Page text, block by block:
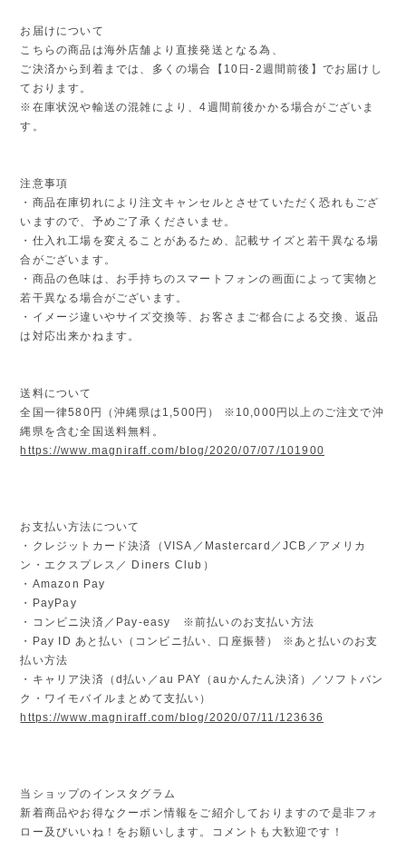
お届けについて
こちらの商品は海外店舗より直接発送となる為、
ご決済から到着までは、多くの場合【10日-2週間前後】でお届けし
ております。
※在庫状況や輸送の混雑により、4週間前後かかる場合がございま
す。
注意事項
・商品在庫切れにより注文キャンセルとさせていただく恐れもござ
いますので、予めご了承くださいませ。
・仕入れ工場を変えることがあるため、記載サイズと若干異なる場
合がございます。
・商品の色味は、お手持ちのスマートフォンの画面によって実物と
若干異なる場合がございます。
・イメージ違いやサイズ交換等、お客さまご都合による交換、返品
は対応出来かねます。
送料について
全国一律580円（沖縄県は1,500円） ※10,000円以上のご注文で沖
縄県を含む全国送料無料。
https://www.magniraff.com/blog/2020/07/07/101900
お支払い方法について
・クレジットカード決済（VISA／Mastercard／JCB／アメリカ
ン・エクスプレス／ Diners Club）
・Amazon Pay
・PayPay
・コンビニ決済／Pay-easy ※前払いのお支払い方法
・Pay ID あと払い（コンビニ払い、口座振替） ※あと払いのお支
払い方法
・キャリア決済（d払い／au PAY（auかんたん決済）／ソフトバン
ク・ワイモバイルまとめて支払い）
https://www.magniraff.com/blog/2020/07/11/123636
当ショップのインスタグラム
新着商品やお得なクーポン情報をご紹介しておりますので是非フォ
ロー及びいいね！をお願いします。コメントも大歓迎です！